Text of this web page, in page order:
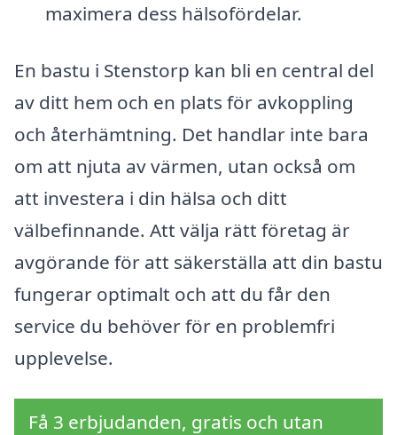
maximera dess hälsofördelar.
En bastu i Stenstorp kan bli en central del
av ditt hem och en plats för avkoppling
och återhämtning. Det handlar inte bara
om att njuta av värmen, utan också om
att investera i din hälsa och ditt
välbefinnande. Att välja rätt företag är
avgörande för att säkerställa att din bastu
fungerar optimalt och att du får den
service du behöver för en problemfri
upplevelse.
Få 3 erbjudanden, gratis och utan